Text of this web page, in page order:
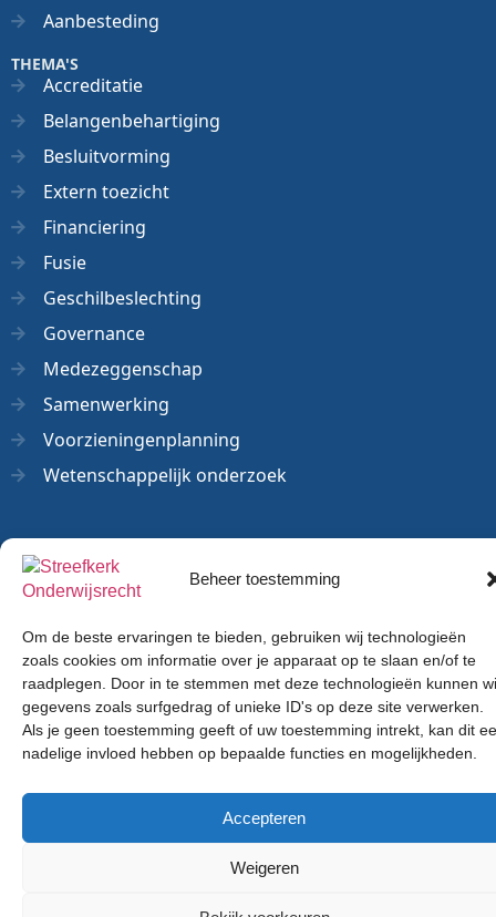
Beheer toestemming
Om de beste ervaringen te bieden, gebruiken wij technologieën
zoals cookies om informatie over je apparaat op te slaan en/of te
raadplegen. Door in te stemmen met deze technologieën kunnen
gegevens zoals surfgedrag of unieke ID's op deze site verwerken.
Als je geen toestemming geeft of uw toestemming intrekt, kan dit
nadelige invloed hebben op bepaalde functies en mogelijkheden.
Accepteren
Weigeren
Aanbesteding
THEMA'S
Accreditatie
Belangenbehartiging
Besluitvorming
Extern toezicht
Financiering
Fusie
Geschilbeslechting
Governance
Medezeggenschap
Samenwerking
Voorzieningenplanning
Wetenschappelijk onderzoek
© 2026 - Streefkerk Onderwijsrecht
Privacy Statement
Algemene voorwaarden
Disclaimer
Klachtenregeling